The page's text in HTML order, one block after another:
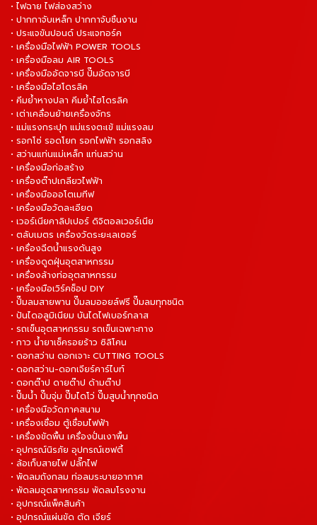
• ไฟฉาย ไฟส่องสว่าง
• ปากกาจับเหล็ก ปากกาจับชิ้นงาน
• ประแจขันปอนด์ ประแจทอร์ค
• เครื่องมือไฟฟ้า POWER TOOLS
• เครื่องมือลม AIR TOOLS
• เครื่องมืออัดจารบี ปั๊มอัดจารบี
• เครื่องมือไฮโดรลิค
• คีมย้ำหางปลา คีมย้ำไฮโดรลิค
• เต่าเคลื่อนย้ายเครื่องจักร
• แม่แรงกระปุก แม่แรงตะเข้ แม่แรงลม
• รอกโซ่ รอดโยก รอกไฟฟ้า รอกสลิง
• สว่านแท่นแม่เหล็ก แท่นสว่าน
• เครื่องมือก่อสร้าง
• เครื่องต๊าปเกลียวไฟฟ้า
• เครื่องมือออโตเมทีฟ
• เครื่องมือวัดละเอียด
• เวอร์เนียคาลิปเปอร์ ดิจิตอลเวอร์เนีย
• ตลับเมตร เครื่องวัดระยะเลเซอร์
• เครื่องฉีดน้ำแรงดันสูง
• เครื่องดูดฝุ่นอุตสาหกรรม
• เครื่องล้างท่ออุตสาหกรรม
• เครื่องมือเวิร์คช็อป DIY
• ปั๊มลมสายพาน ปั๊มลมออยล์ฟรี ปั๊มลมทุกชนิด
• ปันไดอลูมิเนียม บันไดไฟเบอร์กลาส
• รถเข็นอุตสาหกรรม รถเข็นเฉพาะทาง
• กาว น้ำยาเช็ครอยร้าว ซิลิโคน
• ดอกสว่าน ดอกเจาะ CUTTING TOOLS
• ดอกสว่าน-ดอกเจียร์คาร์ไบท์
• ดอกต๊าป ดายต๊าป ด้ามต๊าป
• ปั๊มน้ำ ปั๊มจุ่ม ปั๊มไดโว่ ปั๊มสูบน้ำทุกชนิด
• เครื่องมือวัดภาคสนาม
• เครื่องเชื่อม ตู้เชื่อมไฟฟ้า
• เครื่องขัดพื้น เครื่องปั่นเงาพื้น
• อุปกรณ์นิรภัย อุปกรณ์เซฟตี้
• ล้อเก็บสายไฟ ปลั๊กไฟ
• พัดลมถังกลม ท่อลมระบายอากาศ
• พัดลมอุตสาหกรรม พัดลมโรงงาน
• อุปกรณ์แพ็คสินค้า
• อุปกรณ์แผ่นขัด ตัด เจียร์